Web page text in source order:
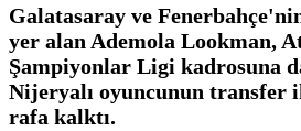
Galatasaray ve
yer alan Ademola Lookman,
Şampiyonlar Ligi kadrosuna
Nijeryalı oyuncunun
rafa kalktı.